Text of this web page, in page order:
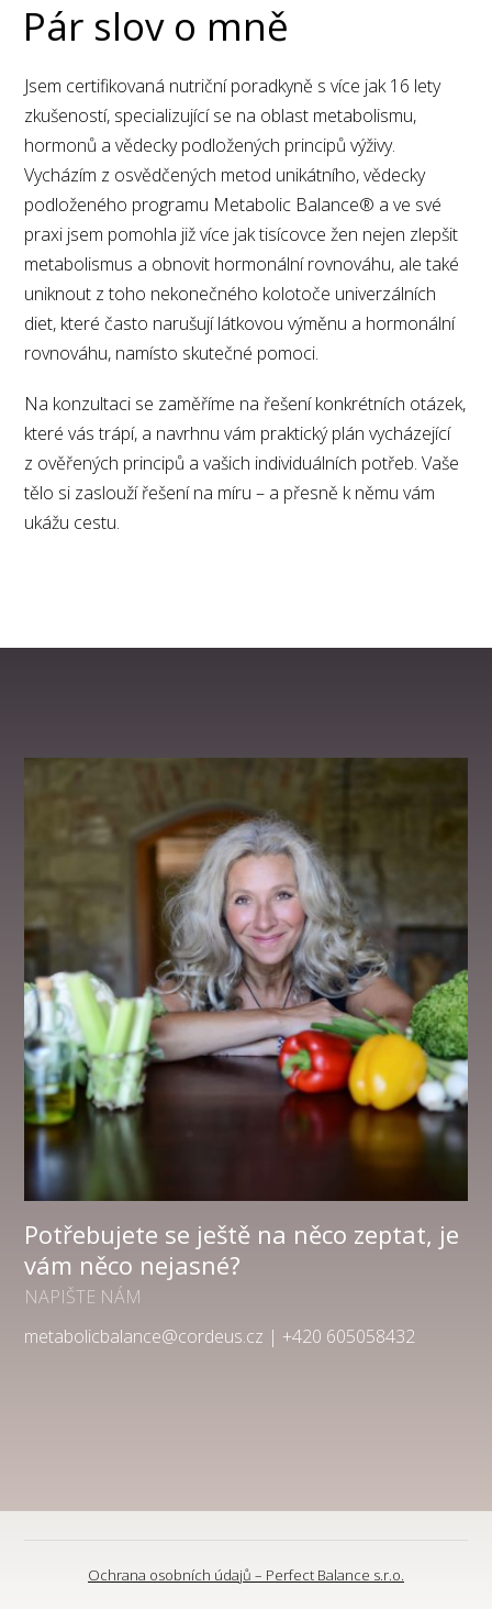
Pár slov o mně
Jsem certifikovaná nutriční poradkyně s více jak 16 lety
zkušeností, specializující se na oblast metabolismu,
hormonů a vědecky podložených principů výživy.
Vycházím z osvědčených metod unikátního, vědecky
podloženého programu Metabolic Balance® a ve své
praxi jsem pomohla již více jak tisícovce žen nejen zlepšit
metabolismus a obnovit hormonální rovnováhu, ale také
uniknout z toho nekonečného kolotoče univerzálních
diet, které často narušují látkovou výměnu a hormonální
rovnováhu, namísto skutečné pomoci.
Na konzultaci se zaměříme na řešení konkrétních otázek,
které vás trápí, a navrhnu vám praktický plán vycházející
z ověřených principů a vašich individuálních potřeb. Vaše
tělo si zaslouží řešení na míru – a přesně k němu vám
ukážu cestu.
Potřebujete se ještě na něco zeptat, je
vám něco nejasné?
NAPIŠTE NÁM
metabolicbalance@cordeus.cz | +420 605058432
Ochrana osobních údajů – Perfect Balance s.r.o.